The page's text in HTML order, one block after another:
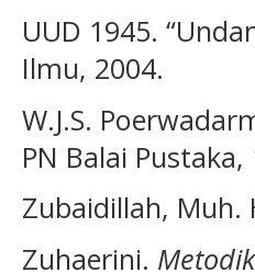
UUD 1945.
Ilmu, 2004.
W.J.S.
PN Balai Pustaka,
Zubaidillah, Muh.
Zuhaerini.